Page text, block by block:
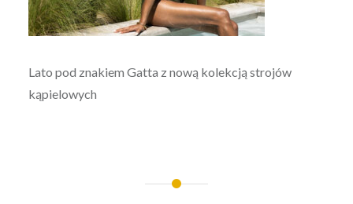
Lato pod znakiem Gatta z nową kolekcją strojów
kąpielowych